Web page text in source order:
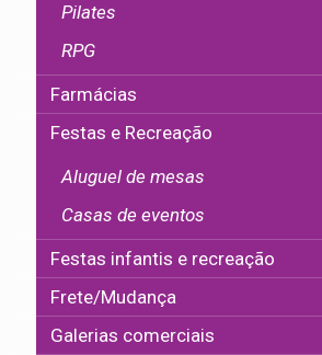
Pilates
RPG
Farmácias
Festas e Recreação
Aluguel de mesas
Casas de eventos
Festas infantis e recreação
Frete/Mudança
Galerias comerciais